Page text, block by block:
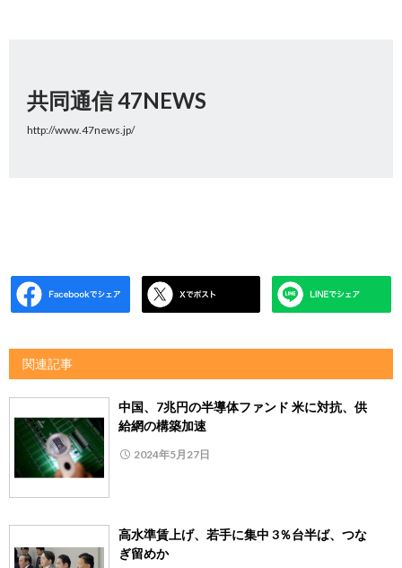
共同通信 47NEWS
http://www.47news.jp/
関連記事
中国、7兆円の半導体ファンド 米に対抗、供
給網の構築加速
2024年5月27日
高水準賃上げ、若手に集中 3％台半ば、つな
ぎ留めか